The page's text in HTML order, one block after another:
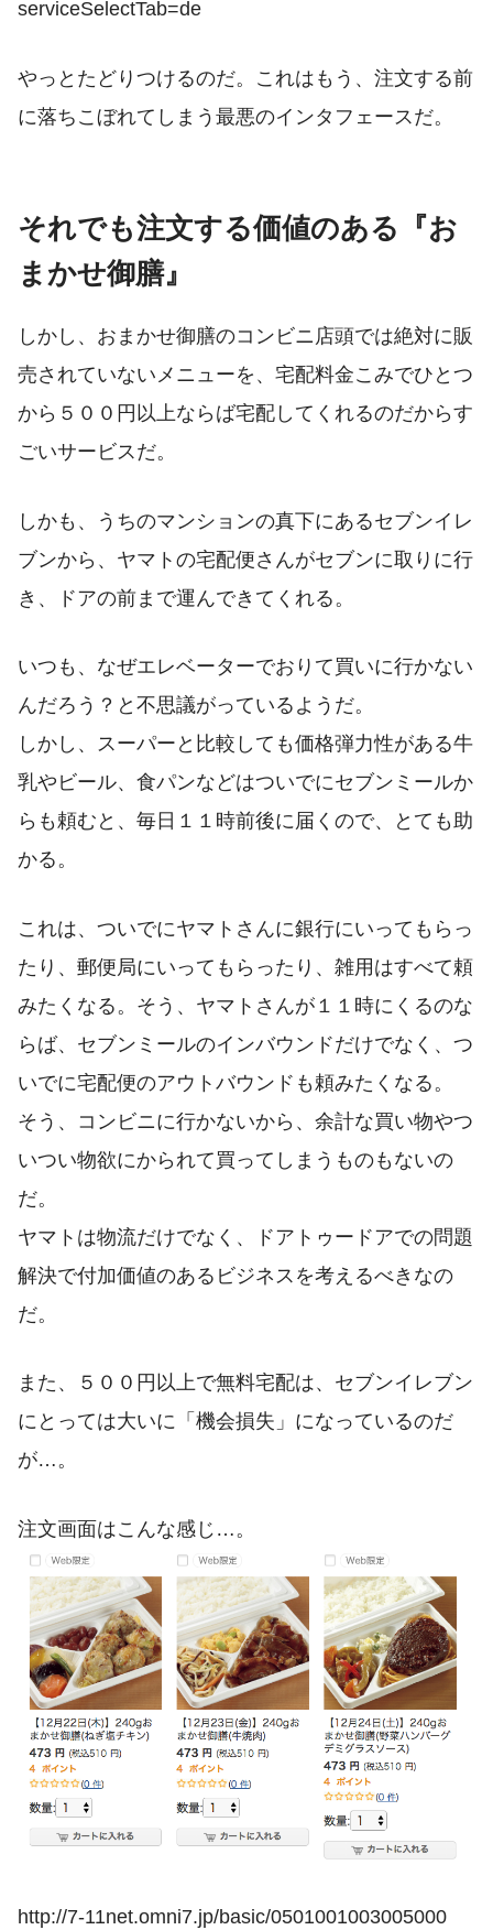
serviceSelectTab=de
やっとたどりつけるのだ。これはもう、注文する前
に落ちこぼれてしまう最悪のインタフェースだ。
それでも注文する価値のある『お
まかせ御膳』
しかし、おまかせ御膳のコンビニ店頭では絶対に販
売されていないメニューを、宅配料金こみでひとつ
から５００円以上ならば宅配してくれるのだからす
ごいサービスだ。
しかも、うちのマンションの真下にあるセブンイレ
ブンから、ヤマトの宅配便さんがセブンに取りに行
き、ドアの前まで運んできてくれる。
いつも、なぜエレベーターでおりて買いに行かない
んだろう？と不思議がっているようだ。
しかし、スーパーと比較しても価格弾力性がある牛
乳やビール、食パンなどはついでにセブンミールか
らも頼むと、毎日１１時前後に届くので、とても助
かる。
これは、ついでにヤマトさんに銀行にいってもらっ
たり、郵便局にいってもらったり、雑用はすべて頼
みたくなる。そう、ヤマトさんが１１時にくるのな
らば、セブンミールのインバウンドだけでなく、つ
いでに宅配便のアウトバウンドも頼みたくなる。
そう、コンビニに行かないから、余計な買い物やつ
いつい物欲にかられて買ってしまうものもないの
だ。
ヤマトは物流だけでなく、ドアトゥードアでの問題
解決で付加価値のあるビジネスを考えるべきなの
だ。
また、５００円以上で無料宅配は、セブンイレブン
にとっては大いに「機会損失」になっているのだ
が…。
注文画面はこんな感じ…。
http://7-11net.omni7.jp/basic/0501001003005000